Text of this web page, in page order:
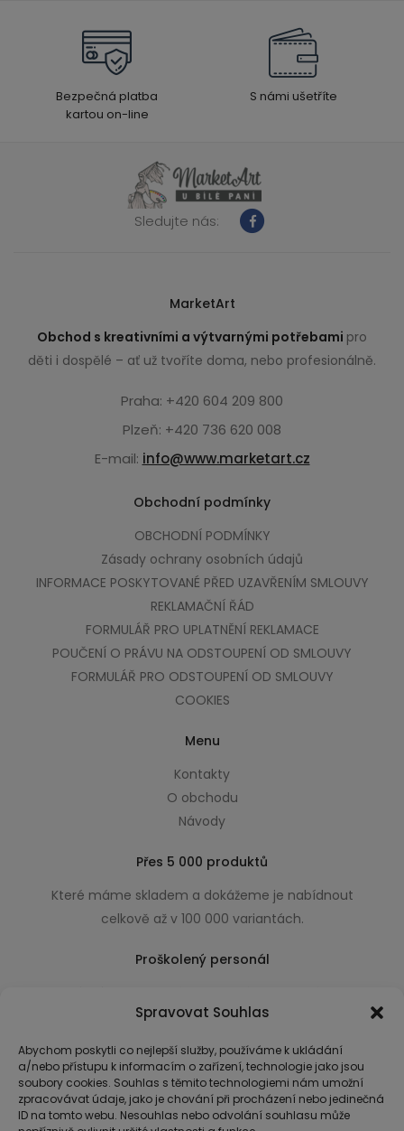
Spravovat Souhlas
Abychom poskytli co nejlepší služby, používáme k ukládání
a/nebo přístupu k informacím o zařízení, technologie jako jsou
soubory cookies. Souhlas s těmito technologiemi nám umožní
zpracovávat údaje, jako je chování při procházení nebo jedinečná
ID na tomto webu. Nesouhlas nebo odvolání souhlasu může
Bezpečná platba
kartou on-line
S námi ušetříte
Sledujte nás:
MarketArt
Obchod s kreativními a výtvarnými potřebami pro
děti i dospělé – ať už tvoříte doma, nebo profesionálně.
Praha: +420 604 209 800
Plzeň: +420 736 620 008
E-mail: info@www.marketart.cz
Obchodní podmínky
OBCHODNÍ PODMÍNKY
Zásady ochrany osobních údajů
INFORMACE POSKYTOVANÉ PŘED UZAVŘENÍM SMLOUVY
REKLAMAČNÍ ŘÁD
FORMULÁŘ PRO UPLATNĚNÍ REKLAMACE
POUČENÍ O PRÁVU NA ODSTOUPENÍ OD SMLOUVY
FORMULÁŘ PRO ODSTOUPENÍ OD SMLOUVY
COOKIES
Menu
Kontakty
O obchodu
Návody
Přes 5 000 produktů
Které máme skladem a dokážeme je nabídnout
celkově až v 100 000 variantách.
Proškolený personál
usnadňující nákup.